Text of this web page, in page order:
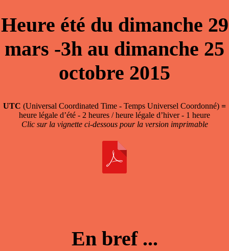
Heure été du dimanche 29
mars -3h au dimanche 25
octobre 2015
UTC (Universal Coordinated Time - Temps Universel Coordonné) =
heure légale d’été - 2 heures / heure légale d’hiver - 1 heure
Clic sur la vignette ci-dessous pour la version imprimable
En bref ...